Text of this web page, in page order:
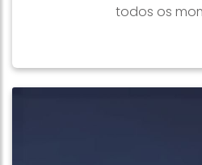
todos os